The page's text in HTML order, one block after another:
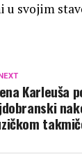
u svojim
Karleuša